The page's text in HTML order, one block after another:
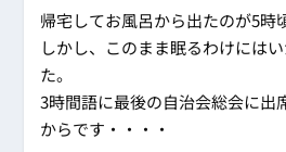
帰宅してお風呂から出たのが5時
しかし、このまま眠るわけには
た。
3時間語に最後の自治会総会に出
からです・・・・